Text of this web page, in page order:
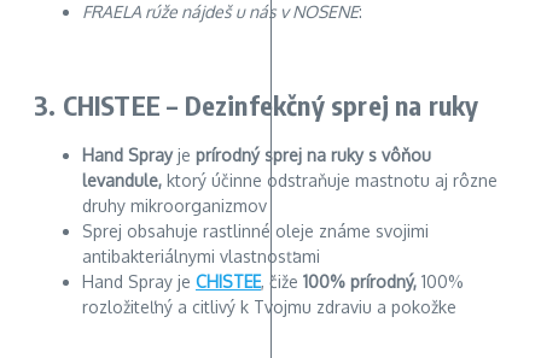
FRAELA rúže nájdeš u nás v NOSENE:
3. CHISTEE – Dezinfekčný sprej na ruky
Hand Sprayje prírodný sprej na ruky s vôňou
levandule, ktorý účinne odstraňuje mastnotu aj rôzne
druhy mikroorganizmov
Sprej obsahuje rastlinné oleje známe svojimi
antibakteriálnymi vlastnosťami
Hand Spray je CHISTEE, čiže 100% prírodný, 100%
rozložiteľný a citlivý k Tvojmu zdraviu a pokožke